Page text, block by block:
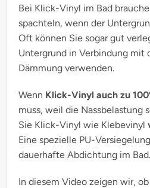
Bei Klick-Vinyl im Bad
spachteln, wenn der
Oft können Sie sogar gut
Untergrund in Verbindung mit
Dämmung verwenden.
Wenn Klick-Vinyl auch zu
muss, weil die Nassbelastung
Sie Klick-Vinyl wie Klebevinyl
Eine spezielle PU-
dauerhafte Abdichtung im Bad.
In diesem Video zeigen wir,